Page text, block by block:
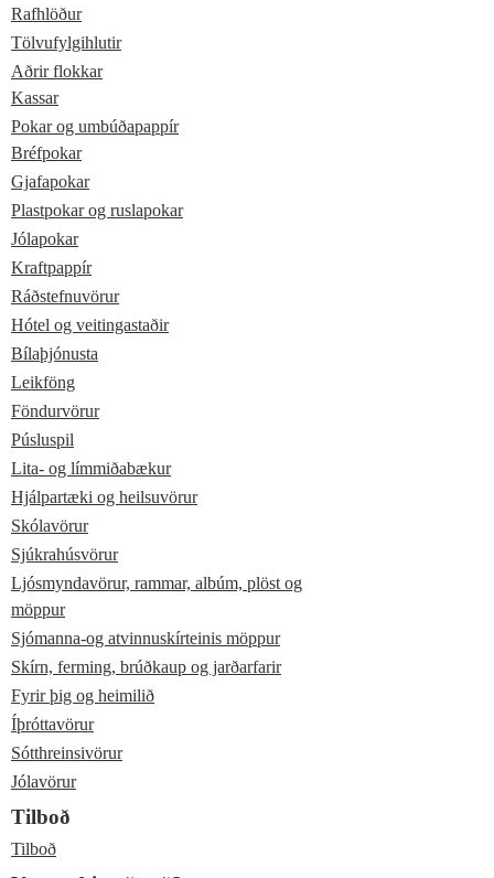
Rafhlöður
Tölvufylgihlutir
Aðrir flokkar
Kassar
Pokar og umbúðapappír
Bréfpokar
Gjafapokar
Plastpokar og ruslapokar
Jólapokar
Kraftpappír
Ráðstefnuvörur
Hótel og veitingastaðir
Bílaþjónusta
Leikföng
Föndurvörur
Púsluspil
Lita- og límmiðabækur
Hjálpartæki og heilsuvörur
Skólavörur
Sjúkrahúsvörur
Ljósmyndavörur, rammar, albúm, plöst og
möppur
Sjómanna-og atvinnuskírteinis möppur
Skírn, ferming, brúðkaup og jarðarfarir
Fyrir þig og heimilið
Íþróttavörur
Sótthreinsivörur
Jólavörur
Tilboð
Tilboð